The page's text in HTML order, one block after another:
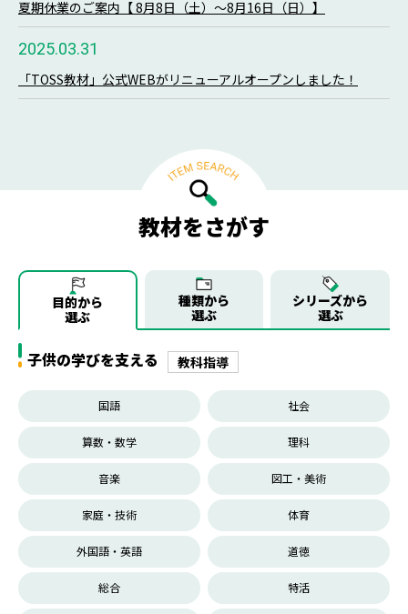
夏期休業のご案内【 8月8日（土）～8月16日（日）】
2025.03.31
「TOSS教材」公式WEBがリニューアルオープンしました！
教材をさがす
目的から
選ぶ
種類から
選ぶ
シリーズから
選ぶ
子供の学びを支える 教科指導
国語 社会
算数・数学 理科
音楽 図工・美術
家庭・技術 体育
外国語・英語 道徳
総合 特活